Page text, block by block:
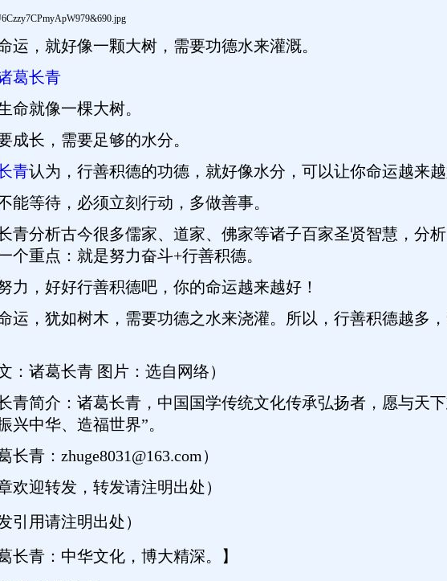
运，就好像一颗大树，需要功德水来灌溉。
葛长青
命就像一棵大树。
成长，需要足够的水分。
青认为，行善积德的功德，就好像水分，可以让你命运越来越
能等待，必须立刻行动，多做善事。
青分析古今很多儒家、道家、佛家等诸子百家圣贤智慧，分
个重点：就是努力奋斗+行善积德。
力，好好行善积德吧，你的命运越来越好！
运，犹如树木，需要功德之水来浇灌。所以，行善积德越
：诸葛长青 图片：选自网络）
青简介：诸葛长青，中国国学传统文化传承弘扬者，愿与天
兴中华、造福世界”。
长青：zhuge8031@163.com）
欢迎转发，转发请注明出处）
引用请注明出处）
葛长青：中华文化，博大精深。】